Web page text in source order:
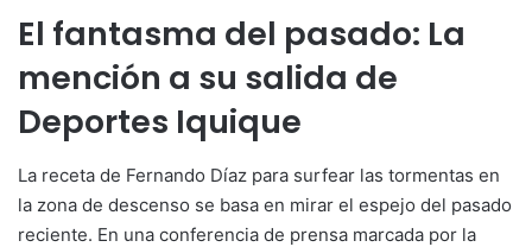
El fantasma del pasado: La
mención a su salida de
Deportes Iquique
La receta de Fernando Díaz para surfear las tormentas en
la zona de descenso se basa en mirar el espejo del pasado
reciente. En una conferencia de prensa marcada por la